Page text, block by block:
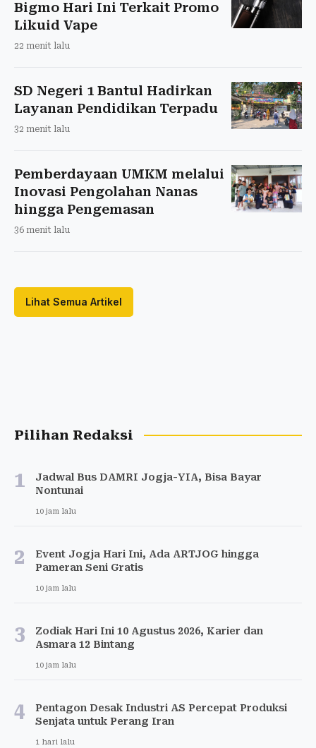
Bigmo Hari Ini Terkait Promo
Likuid Vape
22 menit lalu
SD Negeri 1 Bantul Hadirkan
Layanan Pendidikan Terpadu
32 menit lalu
Pemberdayaan UMKM melalui
Inovasi Pengolahan Nanas
hingga Pengemasan
36 menit lalu
Lihat Semua Artikel
Pilihan Redaksi
1
Jadwal Bus DAMRI Jogja-YIA, Bisa Bayar
Nontunai
10 jam lalu
2
Event Jogja Hari Ini, Ada ARTJOG hingga
Pameran Seni Gratis
10 jam lalu
3
Zodiak Hari Ini 10 Agustus 2026, Karier dan
Asmara 12 Bintang
10 jam lalu
4
Pentagon Desak Industri AS Percepat Produksi
Senjata untuk Perang Iran
1 hari lalu